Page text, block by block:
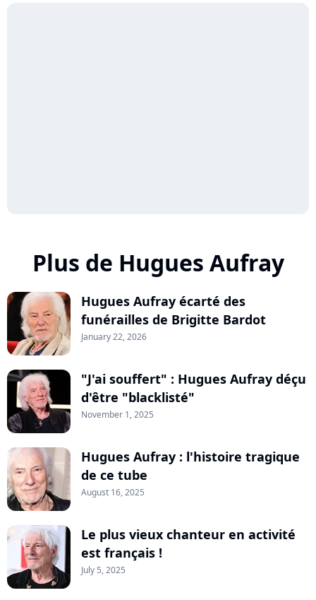
Plus de Hugues Aufray
Hugues Aufray écarté des
funérailles de Brigitte Bardot
January 22, 2026
"J'ai souffert" : Hugues Aufray déçu
d'être "blacklisté"
November 1, 2025
Hugues Aufray : l'histoire tragique
de ce tube
August 16, 2025
Le plus vieux chanteur en activité
est français !
July 5, 2025